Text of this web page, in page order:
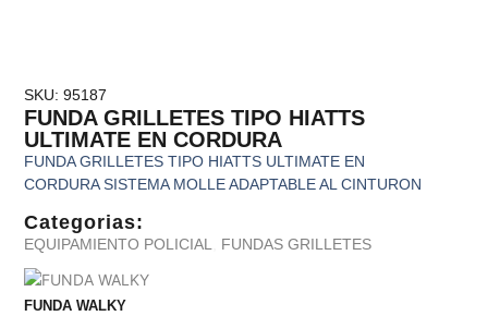
SKU: 95187
FUNDA GRILLETES TIPO HIATTS
ULTIMATE EN CORDURA
FUNDA GRILLETES TIPO HIATTS ULTIMATE EN
CORDURA SISTEMA MOLLE ADAPTABLE AL CINTURON
Categorias:
EQUIPAMIENTO POLICIAL FUNDAS GRILLETES
FUNDA WALKY